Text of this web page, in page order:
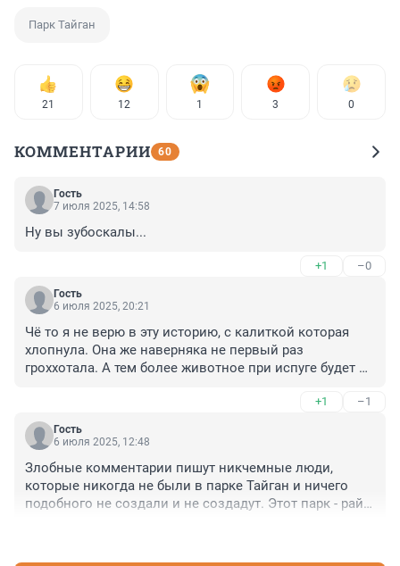
Парк Тайган
21 12 1 3 0
КОММЕНТАРИИ 60
Гость
7 июля 2025, 14:58
Ну вы зубоскалы...
+1 –0
Гость
6 июля 2025, 20:21
Чё то я не верю в эту историю, с калиткой которая
хлопнула. Она же наверняка не первый раз
гроххотала. А тем более животное при испуге будет
+1 –1
Гость
6 июля 2025, 12:48
Злобные комментарии пишут никчемные люди,
которые никогда не были в парке Тайган и ничего
подобного не создали и не создадут. Этот парк - рай